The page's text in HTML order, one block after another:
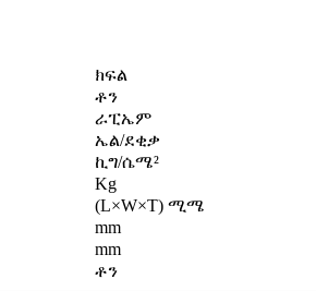
ክፍል
ቶን
ራፒኤም
ኤል/ደቂቃ
ኪግ/ሴሜ²
Kg
(L×W×T) ሚሜ
mm
mm
ቶን